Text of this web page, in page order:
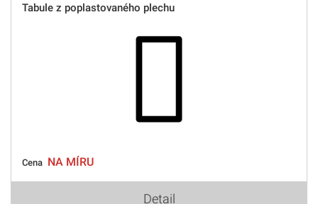
Tabule z poplastovaného plechu
Cena NA MÍRU
Detail